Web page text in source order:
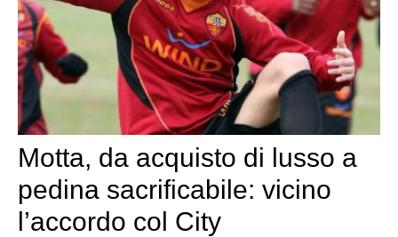
Motta, da acquisto di lusso a
pedina sacrificabile: vicino
l’accordo col City